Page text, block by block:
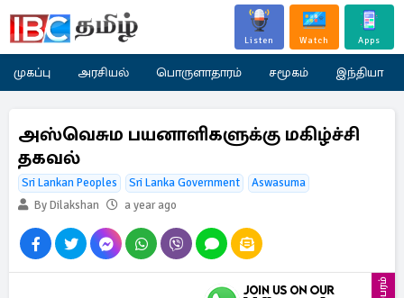
Listen Watch Apps
முகப்பு அரசியல் பொருளாதாரம் சமூகம் இந்தியா
அஸ்வெசும பயனாளிகளுக்கு மகிழ்ச்சி
தகவல்
Sri Lankan Peoples Sri Lanka Government
Aswasuma
By Dilakshan
a year ago